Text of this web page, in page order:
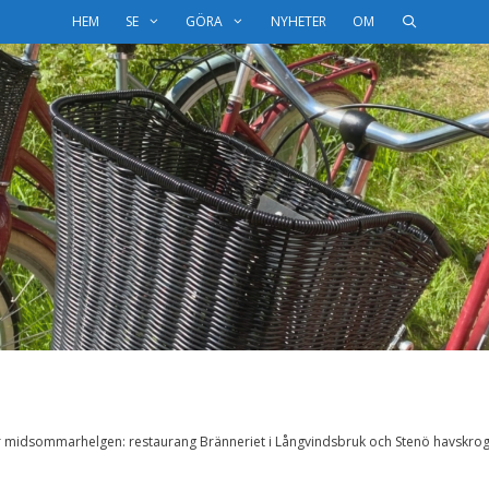
HEM SE GÖRA NYHETER OM
restaurang Bränneriet i Långvindsbruk och Stenö havskrog